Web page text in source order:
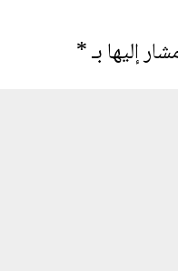
إليها بـ*